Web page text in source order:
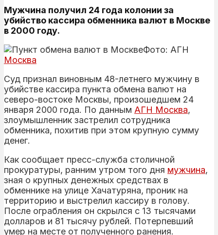
Мужчина получил 24 года колонии за
убийство кассира обменника валют в Москве
в 2000 году.
Фото: АГН
Москва
Суд признал виновным 48-летнего мужчину в
убийстве кассира пункта обмена валют на
северо-востоке Москвы, произошедшем 24
января 2000 года. По данным АГН Москва,
злоумышленник застрелил сотрудника
обменника, похитив при этом крупную сумму
денег.
Как сообщает пресс-служба столичной
прокуратуры, ранним утром того дня мужчина,
зная о крупных денежных средствах в
обменнике на улице Хачатуряна, проник на
территорию и выстрелил кассиру в голову.
После ограбления он скрылся с 13 тысячами
долларов и 81 тысячу рублей. Потерпевший
умер на месте от полученного ранения.